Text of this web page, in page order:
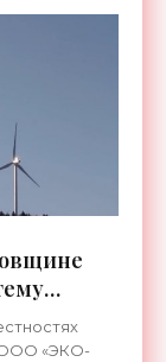
ООО «ЭКО-